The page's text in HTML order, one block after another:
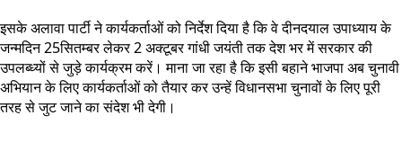
इसके अलावा पार्टी ने कार्यकर्ताओं को निर्देश दिया है कि वे दीनदयाल उपाध्याय के
जन्मदिन 25सितम्बर लेकर 2 अक्टूबर गांधी जयंती तक देश भर में सरकार की
उपलब्ध्यों से जुड़े कार्यक्रम करें। माना जा रहा है कि इसी बहाने भाजपा अब चुनावी
अभियान के लिए कार्यकर्ताओं को तैयार कर उन्हें विधानसभा चुनावों के लिए पूरी
तरह से जुट जाने का संदेश भी देगी।